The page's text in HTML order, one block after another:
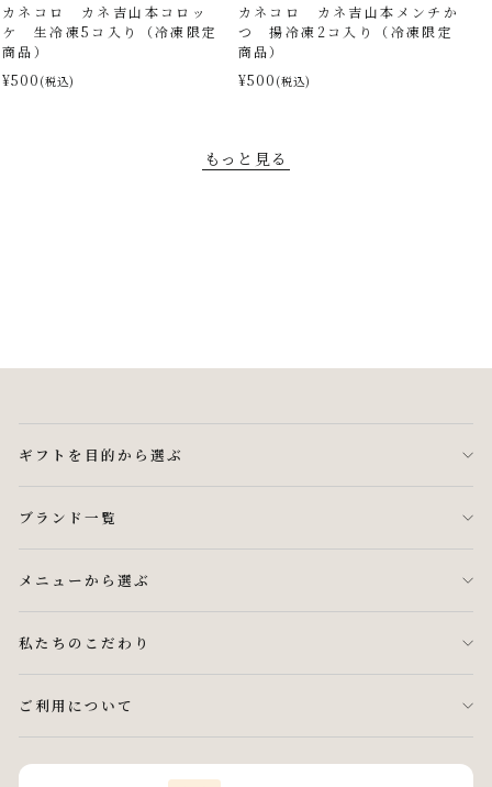
カネコロ カネ吉山本コロッ
ケ 生冷凍5コ入り（冷凍限定
商品）
¥500 (税込)
カネコロ カネ吉山本メンチか
つ 揚冷凍2コ入り（冷凍限定
商品）
¥500 (税込)
もっと見る
ギフトを目的から選ぶ
ブランド一覧
メニューから選ぶ
私たちのこだわり
ご利用について